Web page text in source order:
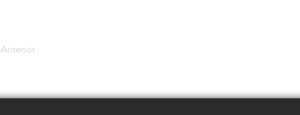
Anterior